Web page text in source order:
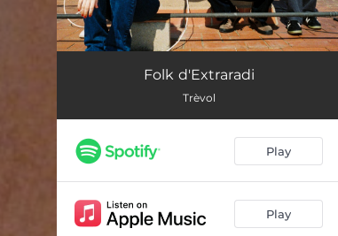
Vals-Jota de la Perifèria
Pasdoble dels Turistes 04:10
Mar, Cel i Guerra
Folk d'Extraradi
Trèvol
Play
Play